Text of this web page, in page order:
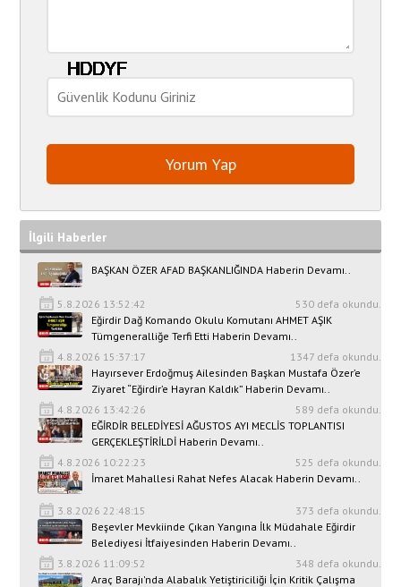
İlgili Haberler
BAŞKAN ÖZER AFAD BAŞKANLIĞINDA Haberin Devamı..
5.8.2026 13:52:42
530 defa okundu.
Eğirdir Dağ Komando Okulu Komutanı AHMET AŞIK
Tümgeneralliğe Terfi Etti Haberin Devamı..
4.8.2026 15:37:17
1347 defa okundu.
Hayırsever Erdoğmuş Ailesinden Başkan Mustafa Özer’e
Ziyaret “Eğirdir’e Hayran Kaldık” Haberin Devamı..
4.8.2026 13:42:26
589 defa okundu.
EĞİRDİR BELEDİYESİ AĞUSTOS AYI MECLİS TOPLANTISI
GERÇEKLEŞTİRİLDİ Haberin Devamı..
4.8.2026 10:22:23
525 defa okundu.
İmaret Mahallesi Rahat Nefes Alacak Haberin Devamı..
3.8.2026 22:48:15
373 defa okundu.
Beşevler Mevkiinde Çıkan Yangına İlk Müdahale Eğirdir
Belediyesi İtfaiyesinden Haberin Devamı..
3.8.2026 11:09:52
348 defa okundu.
Araç Barajı'nda Alabalık Yetiştiriciliği İçin Kritik Çalışma